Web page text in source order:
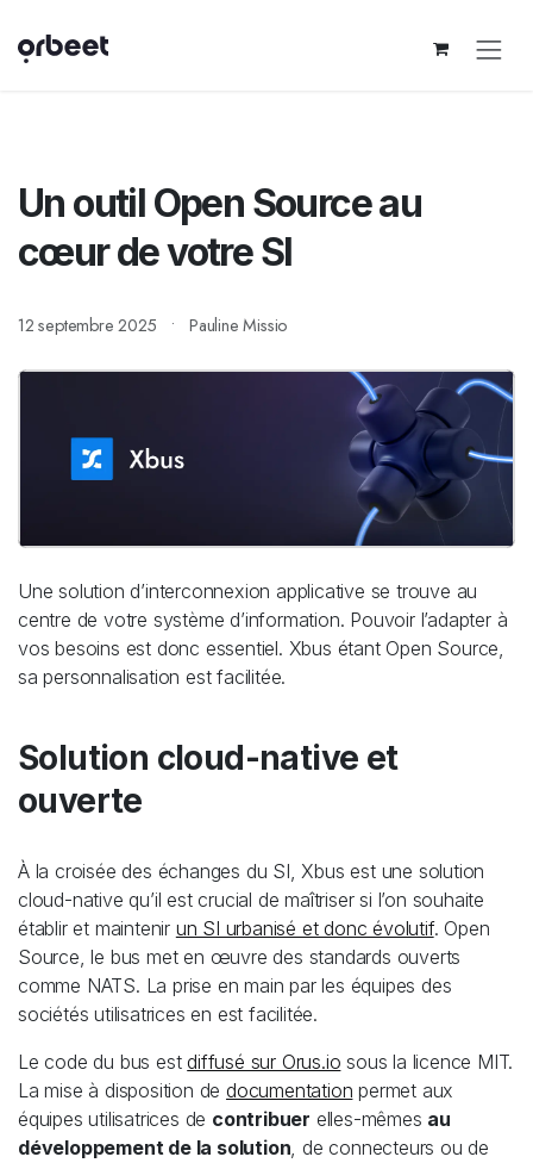
Un outil Open Source au
cœur de votre SI
12 septembre 2025 Pauline Missio
Une solution d’interconnexion applicative se trouve au
centre de votre système d’information. Pouvoir l’adapter à
vos besoins est donc essentiel. Xbus étant Open Source,
sa personnalisation est facilitée.
Solution cloud-native et
ouverte
À la croisée des échanges du SI, Xbus est une solution
cloud-native qu’il est crucial de maîtriser si l’on souhaite
établir et maintenir un SI urbanisé et donc évolutif. Open
Source, le bus met en œuvre des standards ouverts
comme NATS. La prise en main par les équipes des
sociétés utilisatrices en est facilitée.
Le code du bus estdiffusé sur Orus.io sous la licence MIT.
La mise à disposition dedocumentation permet aux
équipes utilisatrices de contribuer elles-mêmes au
développement de la solution, de connecteurs ou de